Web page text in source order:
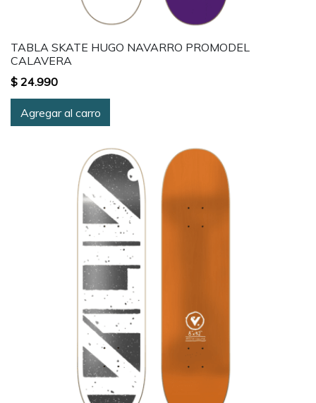
TABLA SKATE HUGO NAVARRO PROMODEL
CALAVERA
$ 24.990
Agregar al carro